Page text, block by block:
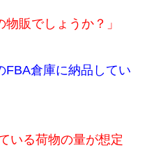
販でしょうか？」
FBA倉庫に納品してい
いる荷物の量が想定